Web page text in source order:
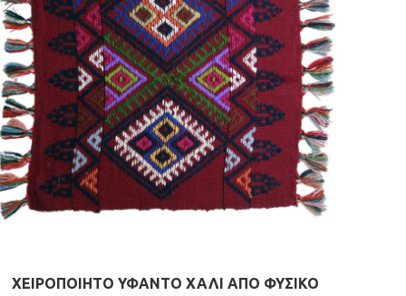
ΧΕΙΡΟΠΟΙΗΤΟ ΥΦΑΝΤΟ ΧΑΛΙ ΑΠΟ ΦΥΣΙΚΟ